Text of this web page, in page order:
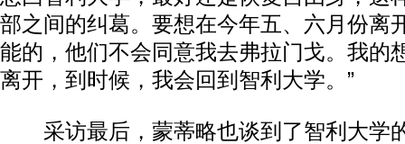
部之间的纠葛。要想在今年五、六月份离
能的，他们不会同意我去弗拉门戈。我的
离开，到时候，我会回到智利大学。”
采访最后，蒙蒂略也谈到了智利大学